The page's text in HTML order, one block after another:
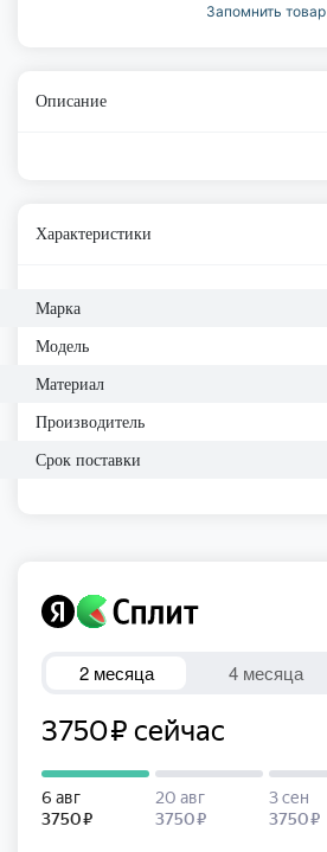
Запомнить товар
Описание
Характеристики
Марка
Модель
Материал
Производитель
Срок поставки